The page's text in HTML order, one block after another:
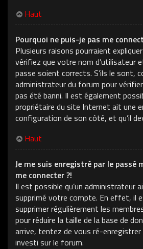
Haut
Pourquoi ne puis-je pas me
Plusieurs raisons pourraient
vérifiez que votre nom d’utilisateur
passe soient corrects. S’ils le sont,
administrateur du forum pour vérifier
pas été banni. Il est également
propriétaire du site Internet ait une
configuration de son côté, et qu’il
Haut
Je me suis enregistré par le passé
me connecter ?!
Il est possible qu’un administrateur
supprimé votre compte. En effet, il
supprimer régulièrement les
pour réduire la taille de la base de
arrive, tentez de vous ré-
investi sur le forum.